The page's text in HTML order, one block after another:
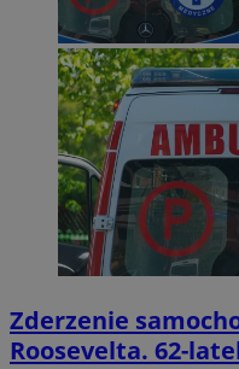
Zderzenie
Roosevelta. 62-